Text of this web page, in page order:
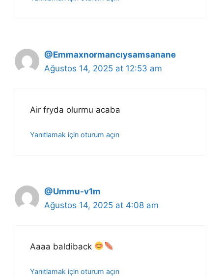
@Emmaxnormancıysamsanane
Ağustos 14, 2025 at 12:53 am
Air fryda olurmu acaba
Yanıtlamak için oturum açın
@Ummu-v1m
Ağustos 14, 2025 at 4:08 am
Aaaa baldiback
Yanıtlamak için oturum açın